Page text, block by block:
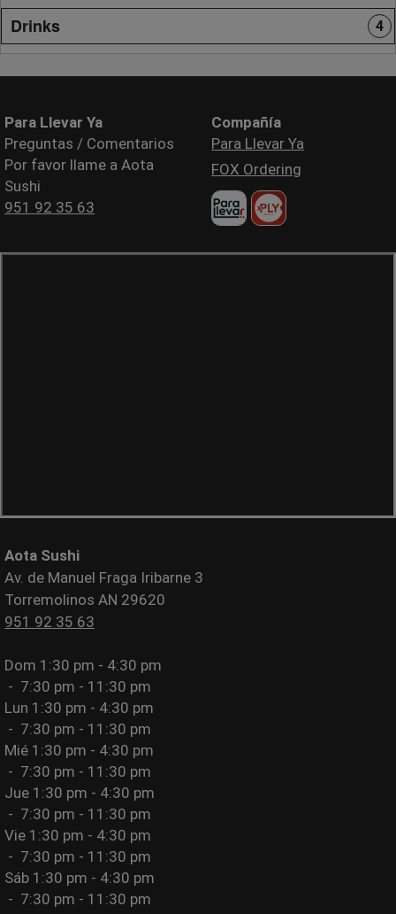
Drinks 4
Para Llevar Ya
Preguntas / Comentarios
Por favor llame a Aota
Sushi
951 92 35 63
Compañía
Para Llevar Ya
FOX Ordering
Aota Sushi
Av. de Manuel Fraga Iribarne 3
Torremolinos AN 29620
951 92 35 63
Dom 1:30 pm - 4:30 pm
- 7:30 pm - 11:30 pm
Lun 1:30 pm - 4:30 pm
- 7:30 pm - 11:30 pm
Mié 1:30 pm - 4:30 pm
- 7:30 pm - 11:30 pm
Jue 1:30 pm - 4:30 pm
- 7:30 pm - 11:30 pm
Vie 1:30 pm - 4:30 pm
- 7:30 pm - 11:30 pm
Sáb 1:30 pm - 4:30 pm
- 7:30 pm - 11:30 pm